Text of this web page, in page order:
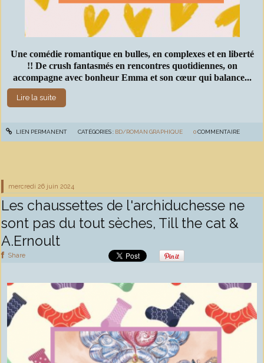
Une comédie romantique en bulles, en complexes et en liberté
!! De crush fantasmés en rencontres quotidiennes, on
accompagne avec bonheur Emma et son cœur qui balance...
Lire la suite
LIEN PERMANENT CATÉGORIES : BD/ROMAN GRAPHIQUE 0COMMENTAIRE
mercredi 26 juin 2024
Les chaussettes de l'archiduchesse ne
sont pas du tout sèches, Till the cat &
A.Ernoult
Share